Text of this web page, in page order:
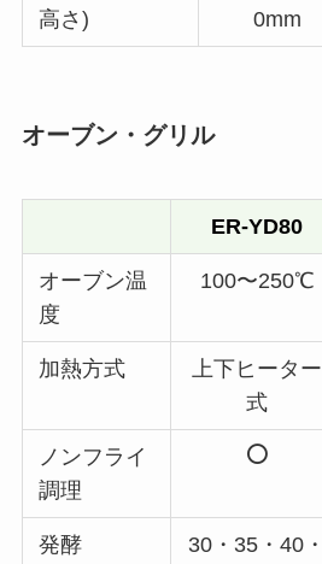
高さ)
0mm
オーブン・グリル
ER-YD80
オーブン温
度
100〜250℃
加熱方式
上下ヒーター
式
ノンフライ
調理
発酵
30・35・40・